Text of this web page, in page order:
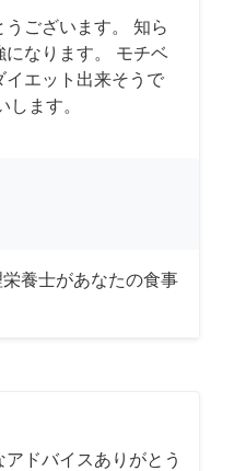
ございます。 知ら
なります。 モチベ
イエット出来そうで
ます。
養士があなたの食事
ドバイスありがとう